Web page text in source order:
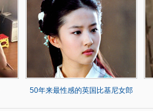
50年来最性感的英国比基尼女郎